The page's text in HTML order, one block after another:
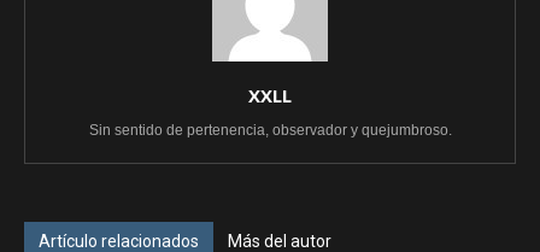
XXLL
Sin sentido de pertenencia, observador y quejumbroso.
Artículo relacionados Más del autor